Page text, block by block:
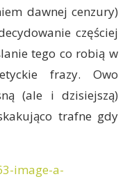
dawnej cenzury)
częściej
tego co robią w
frazy. Owo
(ale i dzisiejszą)
trafne gdy